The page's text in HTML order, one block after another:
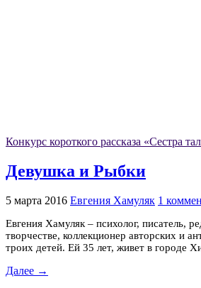
Конкурс короткого рассказа «Сестра
Девушка и Рыбки
5 марта 2016 Евгения Хамуляк 1
Евгения Хамуляк – психолог, писатель,
творчестве, коллекционер авторских и
троих детей. Ей 35 лет, живет в городе
Далее →